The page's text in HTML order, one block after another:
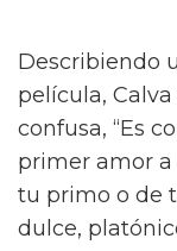
Describiendo
película,
confusa, “Es
primer amor a
tu primo o de
dulce,